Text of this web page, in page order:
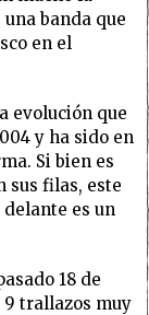
banda que
en el
evolución que
y ha sido en
Si bien es
sus filas, este
es un
18 de
9 trallazos muy